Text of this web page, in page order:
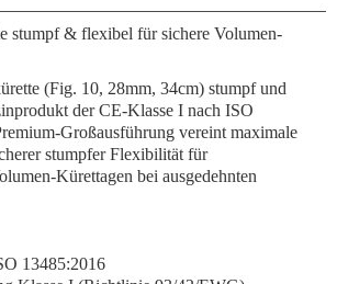
stumpf & flexibel für sichere Volumen-
(Fig. 10, 28mm, 34cm) stumpf und
der CE-Klasse I nach ISO
Großausführung vereint maximale
stumpfer Flexibilität für
Kürettagen bei ausgedehnten
13485:2016